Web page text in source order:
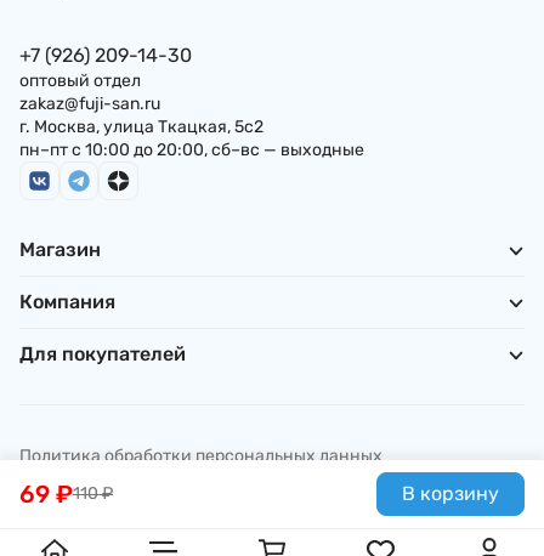
110₽
69 ₽ В корзину
+7 (926) 209-14-30
оптовый отдел
zakaz@fuji-san.ru
г. Москва, улица Ткацкая, 5с2
пн–пт с 10:00 до 20:00, сб–вс — выходные
Магазин
Компания
Для покупателей
Политика обработки персональных данных